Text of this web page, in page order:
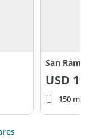
San
USD
150